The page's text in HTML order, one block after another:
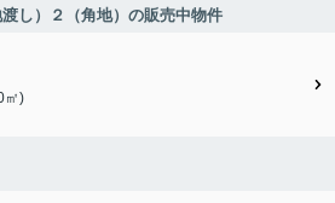
し）２（角地）の販売中物件
㎡)